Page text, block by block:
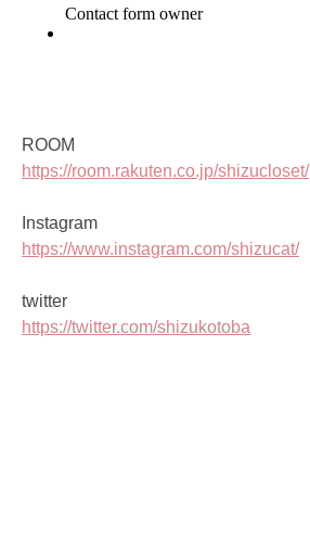
ROOM
https://room.rakuten.co.jp/shizucloset/
Instagram
https://www.instagram.com/shizucat/
twitter
https://twitter.com/shizukotoba